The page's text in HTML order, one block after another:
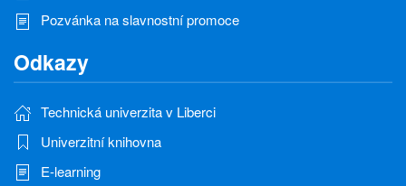
Pozvánka na slavnostní promoce
Odkazy
Technická univerzita v Liberci
Univerzitní knihovna
E-learning